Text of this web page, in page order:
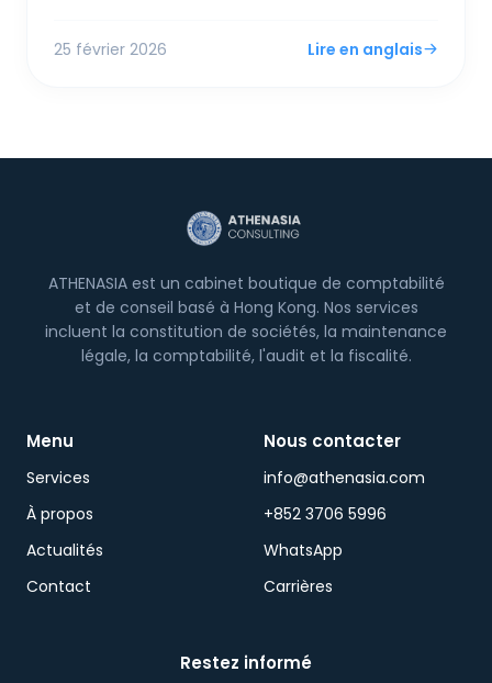
dévoilé des mesures de soutien immédiates,
personnels.
25 février 2026 Lire en anglais
ATHENASIA est un cabinet boutique de comptabilité
et de conseil basé à Hong Kong. Nos services
incluent la constitution de sociétés, la maintenance
légale, la comptabilité, l'audit et la fiscalité.
Menu
Services
À propos
Actualités
Contact
Nous contacter
info@athenasia.com
+852 3706 5996
WhatsApp
Carrières
Restez informé